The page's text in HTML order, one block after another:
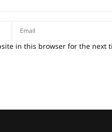
in this browser for the next